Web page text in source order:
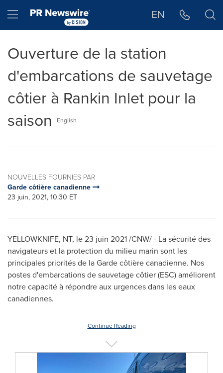
Hamburger menu EN
Ouverture de la station
d'embarcations de sauvetage
côtier à Rankin Inlet pour la
saison
English
NOUVELLES FOURNIES PAR
Garde côtière canadienne
23 juin, 2021, 10:30 ET
YELLOWKNIFE, NT, le 23 juin 2021 /CNW/ - La sécurité des
navigateurs et la protection du milieu marin sont les
principales priorités de la Garde côtière canadienne. Nos
postes d'embarcations de sauvetage côtier (ESC) améliorent
notre capacité à répondre aux urgences dans les eaux
canadiennes.
Continue Reading